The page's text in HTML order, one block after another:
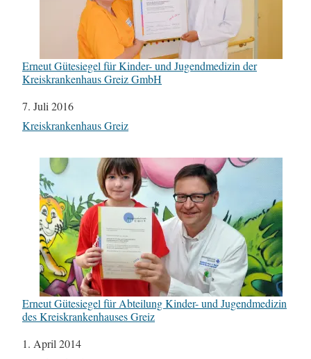
Erneut Gütesiegel für Kinder- und Jugendmedizin der
Kreiskrankenhaus Greiz GmbH
Datum
7. Juli 2016
In Bezug auf
Kreiskrankenhaus Greiz
Erneut Gütesiegel für Abteilung Kinder- und Jugendmedizin
des Kreiskrankenhauses Greiz
Datum
1. April 2014